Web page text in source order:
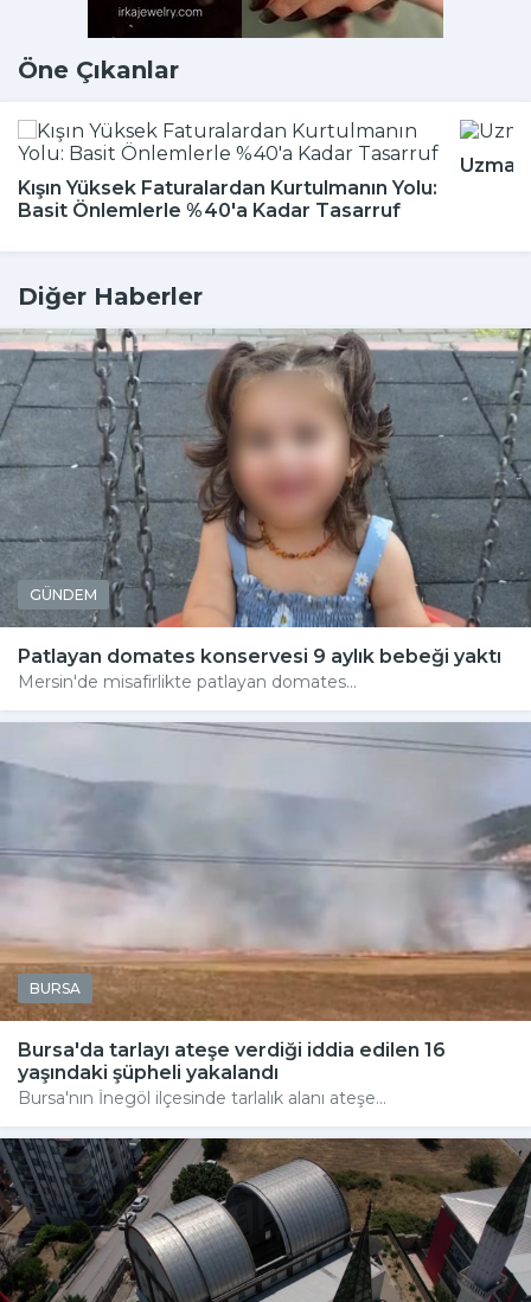
Öne Çıkanlar
Kışın Yüksek Faturalardan Kurtulmanın Yolu:
Basit Önlemlerle %40'a Kadar Tasarruf
Diğer Haberler
GÜNDEM
Patlayan domates konservesi 9 aylık bebeği yaktı
Mersin'de misafirlikte patlayan domates...
BURSA
Bursa'da tarlayı ateşe verdiği iddia edilen 16
yaşındaki şüpheli yakalandı
Bursa'nın İnegöl ilçesinde tarlalık alanı ateşe...